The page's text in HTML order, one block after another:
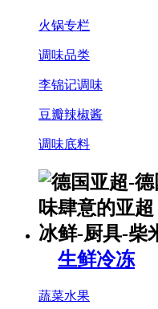
火锅专栏
调味品类
李锦记调味
豆瓣辣椒酱
调味底料
生鲜冷冻
蔬菜水果